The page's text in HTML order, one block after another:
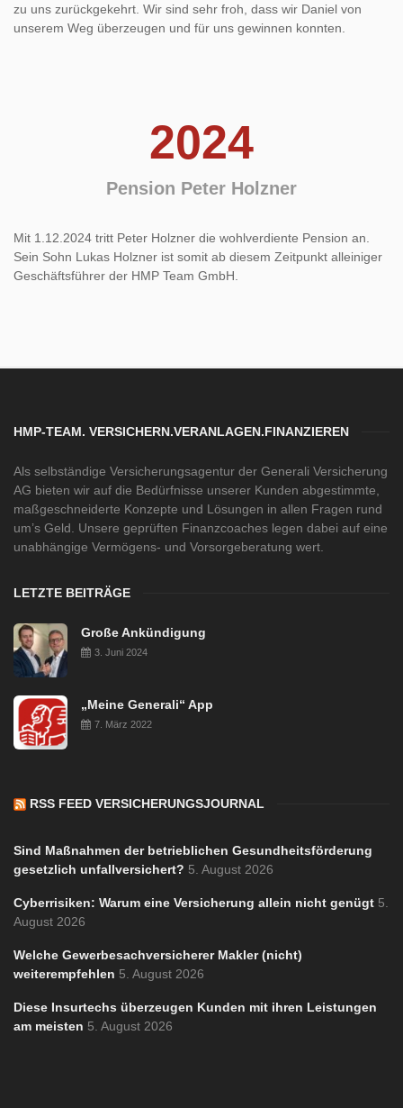
zu uns zurückgekehrt. Wir sind sehr froh, dass wir Daniel von
unserem Weg überzeugen und für uns gewinnen konnten.
2024
Pension Peter Holzner
Mit 1.12.2024 tritt Peter Holzner die wohlverdiente Pension an.
Sein Sohn Lukas Holzner ist somit ab diesem Zeitpunkt alleiniger
Geschäftsführer der HMP Team GmbH.
HMP-TEAM. VERSICHERN.VERANLAGEN.FINANZIEREN
Als selbständige Versicherungsagentur der Generali Versicherung
AG bieten wir auf die Bedürfnisse unserer Kunden abgestimmte,
maßgeschneiderte Konzepte und Lösungen in allen Fragen rund
um’s Geld. Unsere geprüften Finanzcoaches legen dabei auf eine
unabhängige Vermögens- und Vorsorgeberatung wert.
LETZTE BEITRÄGE
Große Ankündigung
3. Juni 2024
„Meine Generali“ App
7. März 2022
RSS FEED VERSICHERUNGSJOURNAL
Sind Maßnahmen der betrieblichen Gesundheitsförderung
gesetzlich unfallversichert? 5. August 2026
Cyberrisiken: Warum eine Versicherung allein nicht genügt 5.
August 2026
Welche Gewerbesachversicherer Makler (nicht)
weiterempfehlen 5. August 2026
Diese Insurtechs überzeugen Kunden mit ihren Leistungen
am meisten 5. August 2026